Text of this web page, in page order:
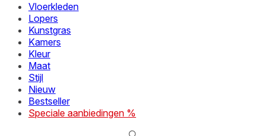
Vloerkleden
Lopers
Kunstgras
Kamers
Kleur
Maat
Stijl
Nieuw
Bestseller
Speciale aanbiedingen %
Noodzakelijk
Noodzakelijke cookies zijn essentieel voor de
verandert, zoals uw voorkeurstaal of de regio waar u zich